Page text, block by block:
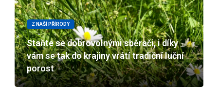
Z NAŠÍ PŘÍRODY
Staňte se dobrovolnými sběrači, i díky
vám se tak do krajiny vrátí tradiční luční
porost